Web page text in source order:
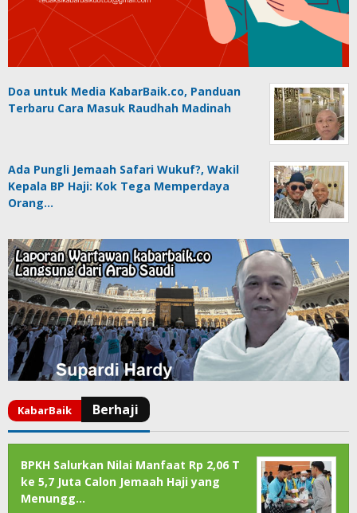
Doa untuk Media KabarBaik.co, Panduan
Terbaru Cara Masuk Raudhah Madinah
Ada Pungli Jemaah Safari Wukuf?, Wakil
Kepala BP Haji: Kok Tega Memperdaya
Orang…
BPKH Salurkan Nilai Manfaat Rp 2,06 T
ke 5,7 Juta Calon Jemaah Haji yang
Menungg…